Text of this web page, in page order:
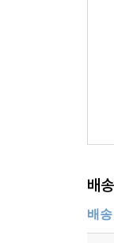
배
배